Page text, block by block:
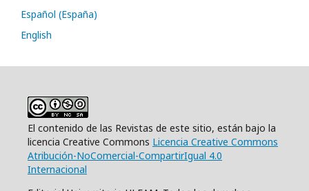
Español (España)
English
El contenido de las Revistas de este sitio, están bajo la
licencia Creative Commons Licencia Creative Commons
Atribución-NoComercial-CompartirIgual 4.0
Internacional